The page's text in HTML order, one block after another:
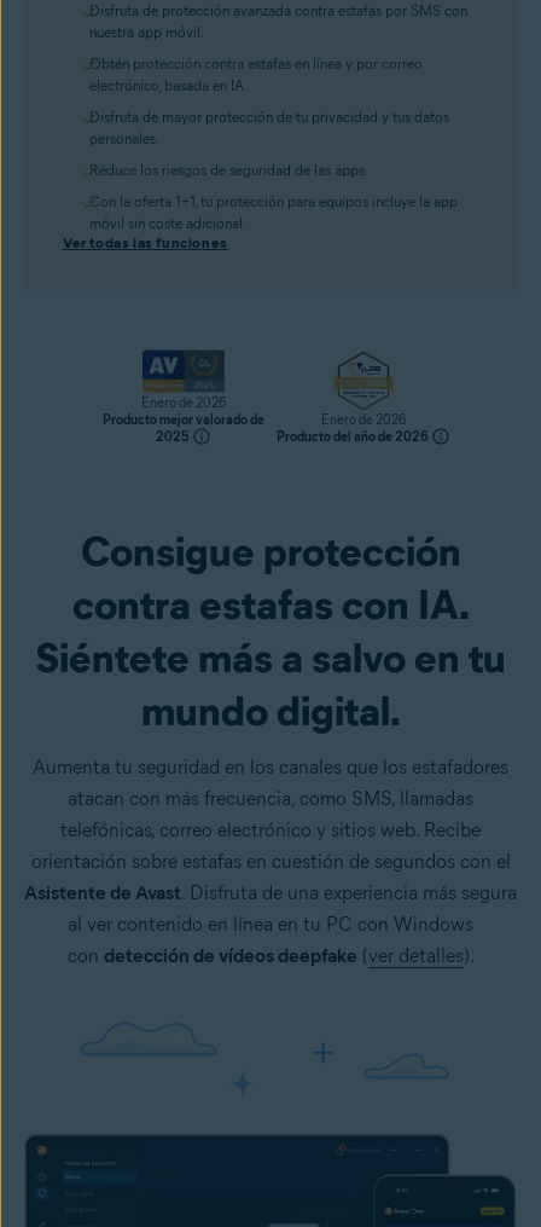
Disfruta de protección avanzada contra estafas por SMS con
nuestra app móvil.
Obtén protección contra estafas en línea y por correo
electrónico, basada en IA.
Disfruta de mayor protección de tu privacidad y tus datos
personales.
Reduce los riesgos de seguridad de las apps.
Con la oferta 1+1, tu protección para equipos incluye la app
móvil sin coste adicional.
Ver todas las funciones
Enero de 2026
Producto mejor valorado de
2025
Enero de 2026
Producto del año de 2026
Consíguelo ya
Consigue protección
contra estafas con IA.
Siéntete más a salvo en tu
mundo digital.
Aumenta tu seguridad en los canales que los estafadores
atacan con más frecuencia, como SMS, llamadas
telefónicas, correo electrónico y sitios web. Recibe
orientación sobre estafas en cuestión de segundos con el
Asistente de Avast. Disfruta de una experiencia más segura
al ver contenido en línea en tu PC con Windows
con detección de vídeos deepfake (ver detalles).